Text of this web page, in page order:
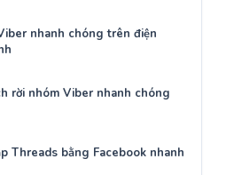
nhanh chóng trên điện
rời nhóm Viber nhanh chóng
Threads bằng Facebook nhanh